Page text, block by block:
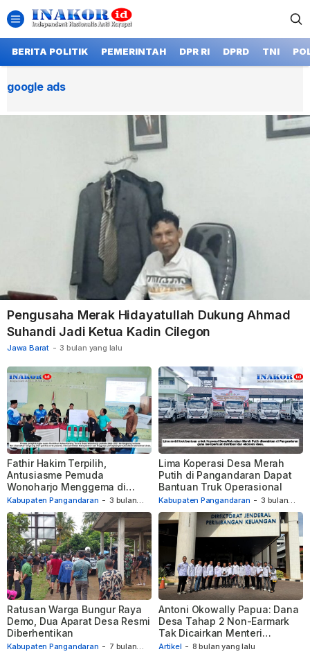
BERITA POLITIK PEMERINTAH DPR RI DPRD TNI
google ads
Jawa Barat - 3 bulan yang lalu
Pengusaha Merak Hidayatullah Dukung Ahmad
Suhandi Jadi Ketua Kadin Cilegon
Kabupaten Pangandaran - 3 bulan
Fathir Hakim Terpilih,
Antusiasme Pemuda
Wonoharjo Menggema di
Pemilihan Karang Taruna
Kabupaten Pangandaran - 3 bulan
Lima Koperasi Desa Merah
Putih di Pangandaran Dapat
Bantuan Truk Operasional
Kabupaten Pangandaran - 7 bulan
Ratusan Warga Bungur Raya
Demo, Dua Aparat Desa Resmi
Diberhentikan
Artikel - 8 bulan yang lalu
Antoni Okowally Papua: Dana
Desa Tahap 2 Non-Earmark
Tak Dicairkan Menteri
Keuangan, APDESI Tolak PMK